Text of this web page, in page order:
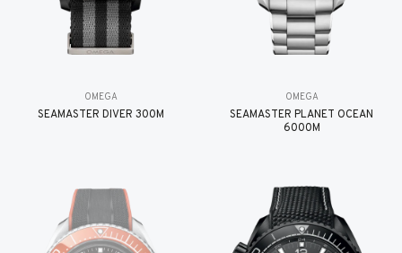
OMEGA
SEAMASTER DIVER 300M
OMEGA
SEAMASTER PLANET OCEAN
6000M